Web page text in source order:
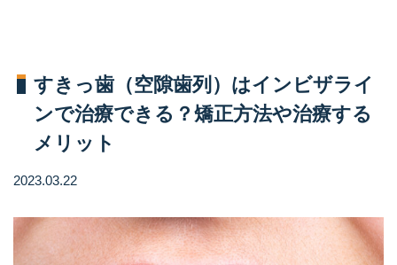
すきっ歯（空隙歯列）はインビザライ
ンで治療できる？矯正方法や治療する
メリット
2023.03.22